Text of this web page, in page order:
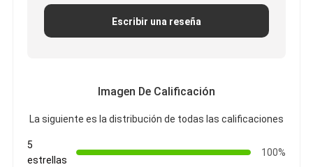
Escribir una reseña
Imagen De Calificación
La siguiente es la distribución de todas las calificaciones
5
estrellas
100%